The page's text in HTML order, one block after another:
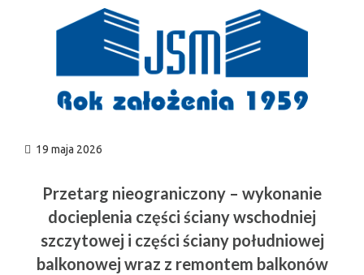
19 maja 2026
Przetarg nieograniczony – wykonanie
docieplenia części ściany wschodniej
szczytowej i części ściany południowej
balkonowej wraz z remontem balkonów